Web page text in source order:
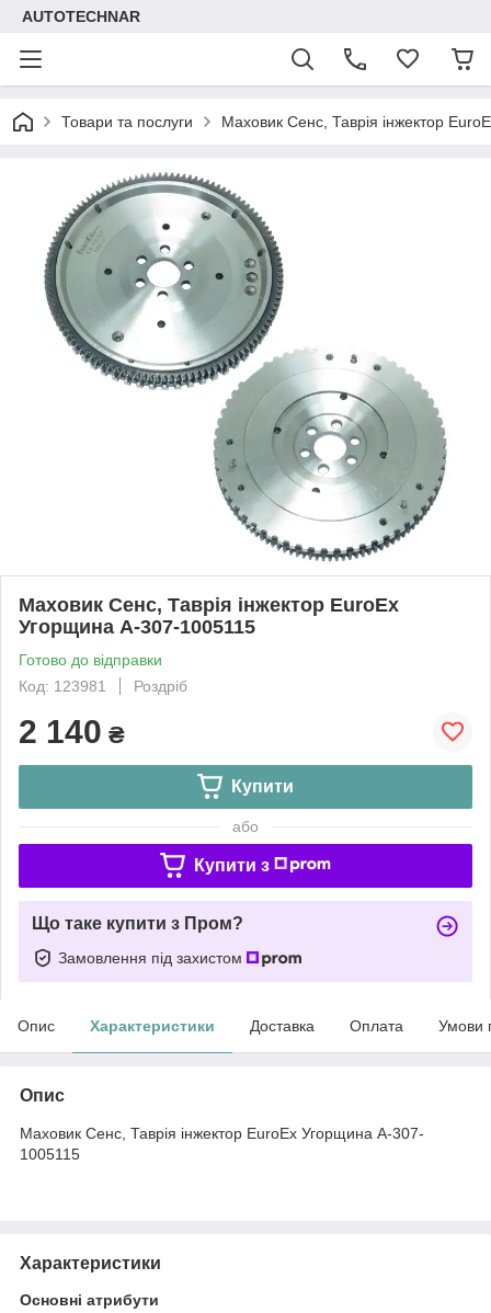
AUTOTECHNAR
Товари та послуги Маховик Сенс, Таврія інжектор
Маховик Сенс, Таврія інжектор EuroEx
Угорщина A-307-1005115
Готово до відправки
Код: 123981
Роздріб
2 140 ₴
Купити
або
Купити з
Що таке купити з Пром?
Замовлення під захистом
Опис Характеристики Доставка Оплата Умови
Опис
Маховик Сенс, Таврія інжектор EuroEx Угорщина A-307-
1005115
Характеристики
Основні атрибути